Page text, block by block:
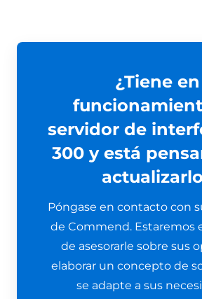
¿Tiene en
servidor de
300 y está
Póngase en contacto con
de Commend. Estaremos
de asesorarle sobre sus
elaborar un concepto de
se adapte a sus